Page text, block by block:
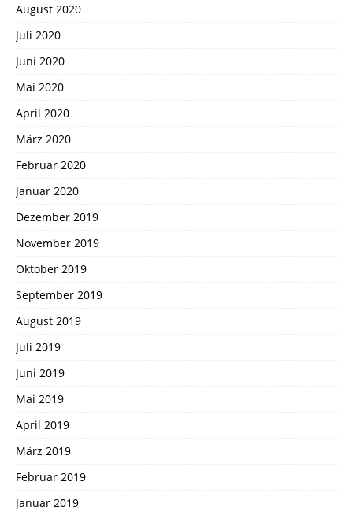
August 2020
Juli 2020
Juni 2020
Mai 2020
April 2020
März 2020
Februar 2020
Januar 2020
Dezember 2019
November 2019
Oktober 2019
September 2019
August 2019
Juli 2019
Juni 2019
Mai 2019
April 2019
März 2019
Februar 2019
Januar 2019